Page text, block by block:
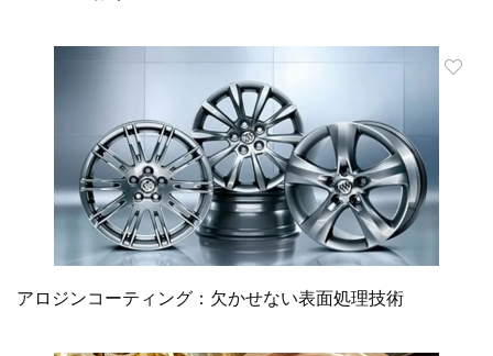
アロジンコーティング：欠かせない表面処理技術